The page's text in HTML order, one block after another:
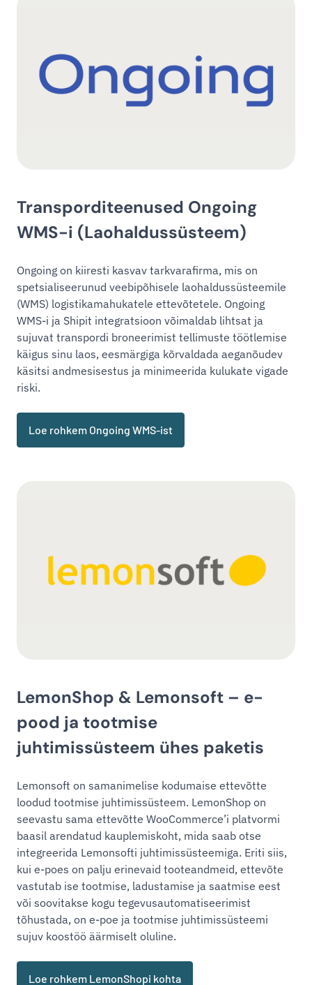
Transporditeenused Ongoing
WMS-i (Laohaldussüsteem)
Ongoing on kiiresti kasvav tarkvarafirma, mis on
spetsialiseerunud veebipõhisele laohaldussüsteemile
(WMS) logistikamahukatele ettevõtetele. Ongoing
WMS-i ja Shipit integratsioon võimaldab lihtsat ja
sujuvat transpordi broneerimist tellimuste töötlemise
käigus sinu laos, eesmärgiga kõrvaldada aeganõudev
käsitsi andmesisestus ja minimeerida kulukate vigade
riski.
Loe rohkem Ongoing WMS-ist
LemonShop & Lemonsoft – e-
pood ja tootmise
juhtimissüsteem ühes paketis
Lemonsoft on samanimelise kodumaise ettevõtte
loodud tootmise juhtimissüsteem. LemonShop on
seevastu sama ettevõtte WooCommerce’i platvormi
baasil arendatud kauplemiskoht, mida saab otse
integreerida Lemonsofti juhtimissüsteemiga. Eriti siis,
kui e-poes on palju erinevaid tooteandmeid, ettevõte
vastutab ise tootmise, ladustamise ja saatmise eest
või soovitakse kogu tegevusautomatiseerimist
tõhustada, on e-poe ja tootmise juhtimissüsteemi
sujuv koostöö äärmiselt oluline.
Loe rohkem LemonShopi kohta